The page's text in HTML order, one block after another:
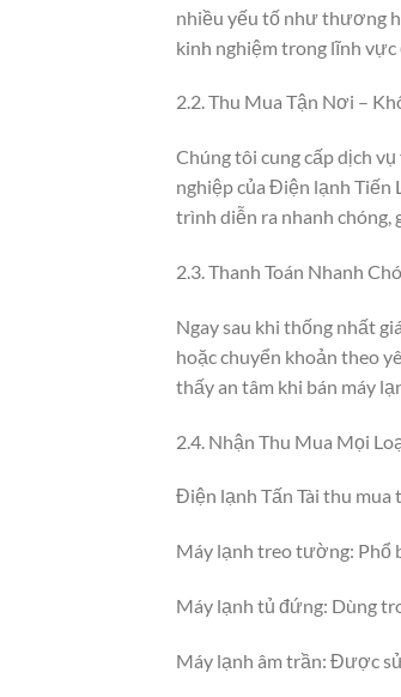
nhiều yếu tố như thương
kinh nghiệm trong lĩnh vực
2.2. Thu Mua Tận Nơi –
Chúng tôi cung cấp dịch vụ
nghiệp của Điện lạnh Tiến
trình diễn ra nhanh chóng,
2.3. Thanh Toán Nhanh
Ngay sau khi thống nhất
hoặc chuyển khoản theo
thấy an tâm khi bán máy
2.4. Nhận Thu Mua Mọi
Điện lạnh Tấn Tài thu mua
Máy lạnh treo tường: Phổ
Máy lạnh tủ đứng: Dùng
Máy lạnh âm trần: Được